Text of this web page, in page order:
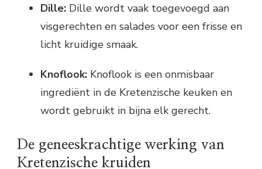
Dille: Dille wordt vaak toegevoegd aan
visgerechten en salades voor een frisse en
licht kruidige smaak.
Knoflook: Knoflook is een onmisbaar
ingrediënt in de Kretenzische keuken en
wordt gebruikt in bijna elk gerecht.
De geneeskrachtige werking van
Kretenzische kruiden